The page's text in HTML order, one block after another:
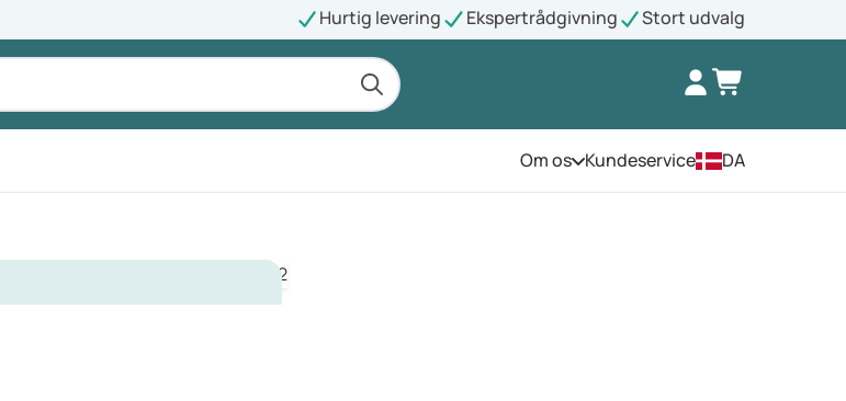
Hurtig levering Ekspertrådgivning Stort udvalg
Om osÅbn menuen
Kundeservice DA